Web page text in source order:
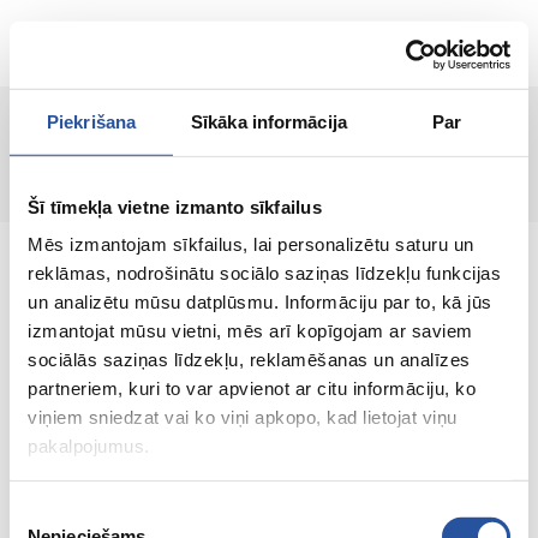
Piekrišana Sīkāka informācija Par
Šī tīmekļa vietne izmanto sīkfailus
Mēs izmantojam sīkfailus, lai personalizētu saturu un
reklāmas, nodrošinātu sociālo saziņas līdzekļu funkcijas
un analizētu mūsu datplūsmu. Informāciju par to, kā jūs
izmantojat mūsu vietni, mēs arī kopīgojam ar saviem
sociālās saziņas līdzekļu, reklamēšanas un analīzes
partneriem, kuri to var apvienot ar citu informāciju, ko
viņiem sniedzat vai ko viņi apkopo, kad lietojat viņu
pakalpojumus.
RU
Страница не найдена!
Интернет-магазин с выгодными ценами и
качественными товарами, где
удовлетворённость клиента является нашей
главной ценностью.
Vse dlja vashego doma i sada!